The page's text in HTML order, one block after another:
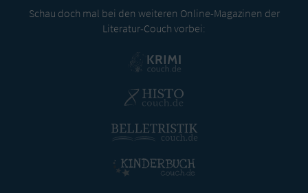
Schau doch mal bei den weiteren Online-Magazinen der
Literatur-Couch vorbei: